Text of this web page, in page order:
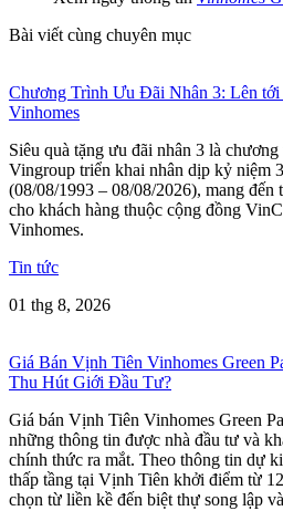
Bài viết cùng chuyên mục
Chương Trình Ưu Đãi Nhân 3: Lên
Vinhomes
Siêu quà tặng ưu đãi nhân 3 là
Vingroup triển khai nhân dịp kỷ niệm
(08/08/1993 – 08/08/2026), mang đến
cho khách hàng thuộc cộng đồng
Vinhomes.
Tin tức
01 thg 8, 2026
Giá Bán Vịnh Tiên Vinhomes Green
Thu Hút Giới Đầu Tư?
Giá bán Vịnh Tiên Vinhomes Green
những thông tin được nhà đầu tư và
chính thức ra mắt. Theo thông tin dự
thấp tầng tại Vịnh Tiên khởi điểm từ
chọn từ liền kề đến biệt thự song lập